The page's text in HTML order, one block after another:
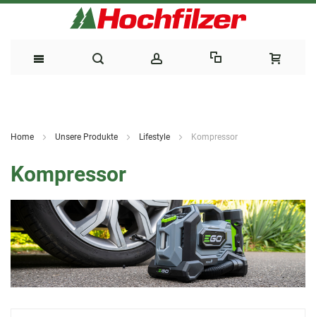
Home Unsere Produkte Lifestyle Kompressor
Kompressor